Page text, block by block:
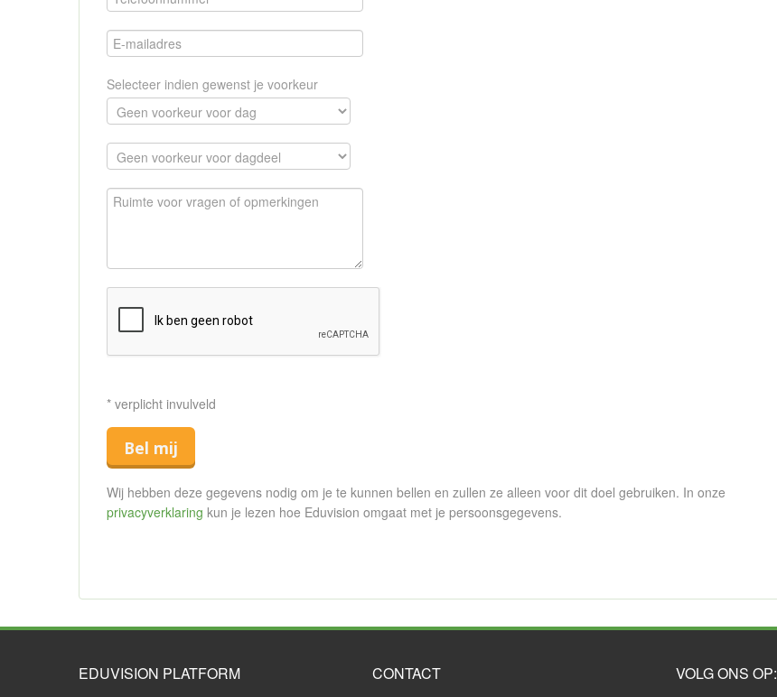
Selecteer indien gewenst je voorkeur
* verplicht invulveld
Bel mij
Wij hebben deze gegevens nodig om je te kunnen bellen en zullen ze alleen voor dit doel gebruiken. In onze
privacyverklaring kun je lezen hoe Eduvision omgaat met je persoonsgegevens.
EDUVISION PLATFORM CONTACT VOLG ONS OP: